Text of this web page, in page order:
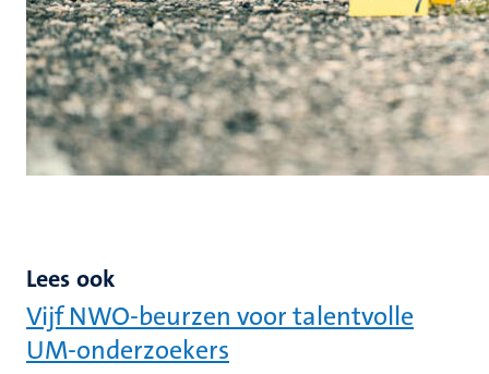
Lees ook
Vijf NWO-beurzen voor talentvolle
UM-onderzoekers